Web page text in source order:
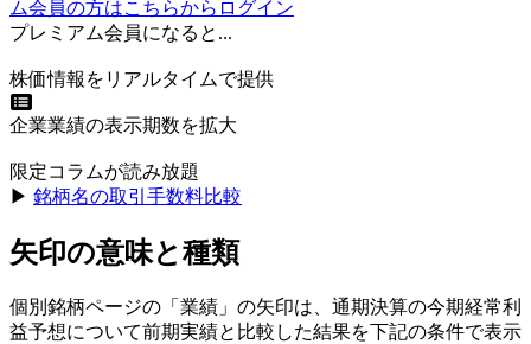
ム会員の方はこちらからログイン
プレミアム会員になると...
株価情報をリアルタイムで提供
企業業績の表示期数を拡大
限定コラムが読み放題
▶︎ 銘柄名の取引手数料比較
矢印の意味と種類
個別銘柄ページの「業績」の矢印は、通期決算の今期経常利
益予想について前期実績と比較した結果を下記の条件で表示